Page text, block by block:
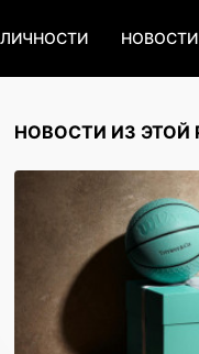
ЛИЧНОСТИ НОВОСТИ
НОВОСТИ ИЗ ЭТОЙ